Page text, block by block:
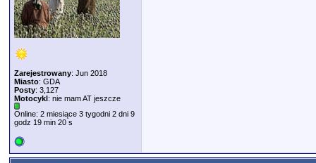
Zarejestrowany: Jun 2018
Miasto: GDA
Posty: 3,127
Motocykl: nie mam AT jeszcze
Online: 2 miesiące 3 tygodni 2 dni 9
godz 19 min 20 s